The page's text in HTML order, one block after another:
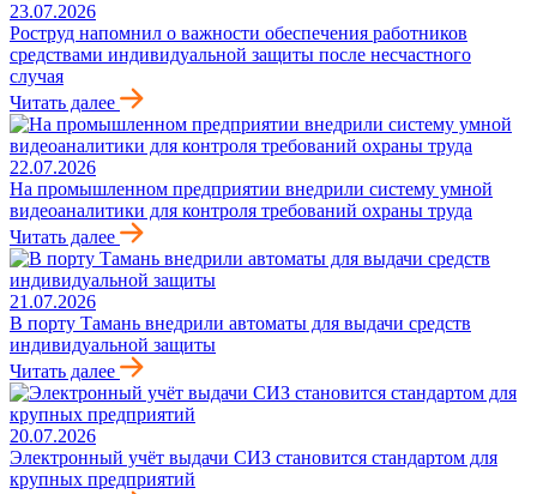
23.07.2026
Роструд напомнил о важности обеспечения работников
средствами индивидуальной защиты после несчастного
случая
Читать далее
22.07.2026
На промышленном предприятии внедрили систему умной
видеоаналитики для контроля требований охраны труда
Читать далее
21.07.2026
В порту Тамань внедрили автоматы для выдачи средств
индивидуальной защиты
Читать далее
20.07.2026
Электронный учёт выдачи СИЗ становится стандартом для
крупных предприятий